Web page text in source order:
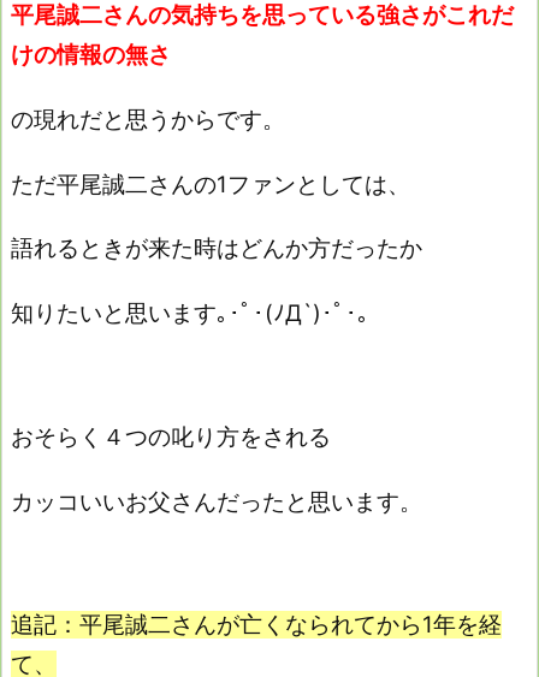
平尾誠二さんの気持ちを思っている強さがこれだ
けの情報の無さ
の現れだと思うからです。
ただ平尾誠二さんの1ファンとしては、
語れるときが来た時はどんか方だったか
知りたいと思います｡･ﾟ･(ﾉД`)･ﾟ･｡
おそらく４つの叱り方をされる
カッコいいお父さんだったと思います。
追記：平尾誠二さんが亡くなられてから1年を経
て、